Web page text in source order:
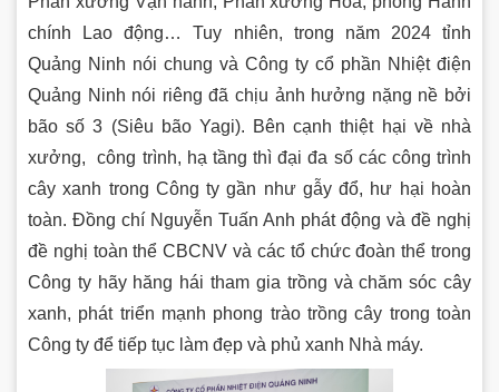
chính Lao động… Tuy nhiên, trong năm 2024 tỉnh
Quảng Ninh nói chung và Công ty cổ phần Nhiệt điện
Quảng Ninh nói riêng đã chịu ảnh hưởng nặng nề bởi
bão số 3 (Siêu bão Yagi). Bên cạnh thiệt hại về nhà
xưởng, công trình, hạ tầng thì đại đa số các công trình
cây xanh trong Công ty gần như gẫy đổ, hư hại hoàn
toàn. Đồng chí Nguyễn Tuấn Anh phát động và đề nghị
đề nghị toàn thể CBCNV và các tổ chức đoàn thể trong
Công ty hãy hăng hái tham gia trồng và chăm sóc cây
xanh, phát triển mạnh phong trào trồng cây trong toàn
Công ty để tiếp tục làm đẹp và phủ xanh Nhà máy.